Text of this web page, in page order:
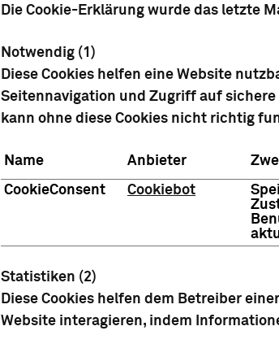
Die Cookie-Erklärung wurde das letzte
Notwendig (1)
Diese Cookies helfen eine Website
Seitennavigation und Zugriff auf
kann ohne diese Cookies nicht richtig
Name Anbieter
CookieConsent
Cookiebot
Statistiken (2)
Diese Cookies helfen dem Betreiber
Website interagieren, indem